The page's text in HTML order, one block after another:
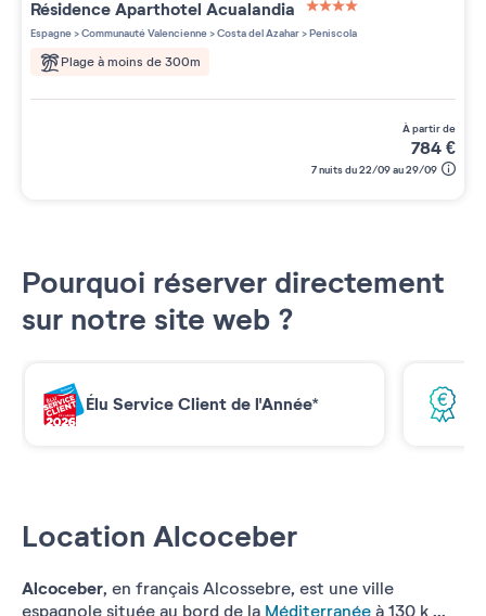
Location Alcoceber
Alcoceber, en français Alcossebre, est une ville
espagnole située au bord de la Méditerranée à 130 k ...
RésidenceAparthotel Acualandia
4 étoiles sur 5
Espagne>Communauté Valencienne>Costa del Azahar>Peniscola
Plage à moins de 300m
à partir de
784€
7 nuits du 22/09 au 29/09
Pourquoi réserver directement
sur notre site web ?
Élu Service Client de l'Année*